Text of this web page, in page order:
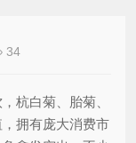
34
杭白菊、胎菊、
拥有庞大消费市